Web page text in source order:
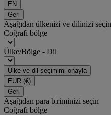
EN
Geri
Aşağıdan ülkenizi ve dilinizi seçin
Coğrafi bölge
Ülke/Bölge - Dil
Ülke ve dil seçimimi onayla
EUR (€)
Geri
Aşağıdan para biriminizi seçin
Coğrafi bölge